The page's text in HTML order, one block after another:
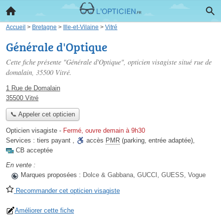
Accueil > Bretagne > Ille-et-Vilaine > Vitré
Générale d'Optique
Cette fiche présente "Générale d'Optique", opticien visagiste situé rue de
domalain, 35500 Vitré.
1 Rue de Domalain
35500 Vitré
📞 Appeler cet opticien
Opticien visagiste - Fermé, ouvre demain à 9h30
Services : tiers payant , accès PMR (parking, entrée adaptée),
CB acceptée
En vente :
Marques proposées : Dolce & Gabbana, GUCCI, GUESS, Vogue
Recommander cet opticien visagiste
Améliorer cette fiche